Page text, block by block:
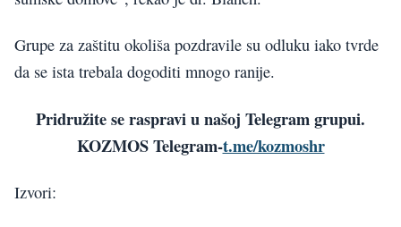
Grupe za zaštitu okoliša pozdravile su odluku iako tvrde
da se ista trebala dogoditi mnogo ranije.
Pridružite se raspravi u našoj Telegram grupui.
KOZMOS Telegram-t.me/kozmoshr
Izvori: